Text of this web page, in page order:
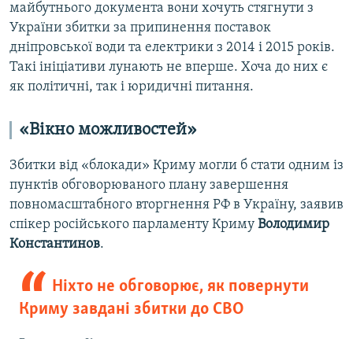
майбутнього документа вони хочуть стягнути з
України збитки за припинення поставок
дніпровської води та електрики з 2014 і 2015 років.
Такі ініціативи лунають не вперше. Хоча до них є
як політичні, так і юридичні питання.
«Вікно можливостей»
Збитки від «блокади» Криму могли б стати одним із
пунктів обговорюваного плану завершення
повномасштабного вторгнення РФ в Україну, заявив
спікер російського парламенту Криму Володимир
Константинов.
Ніхто не обговорює, як повернути
Криму завдані збитки до СВО